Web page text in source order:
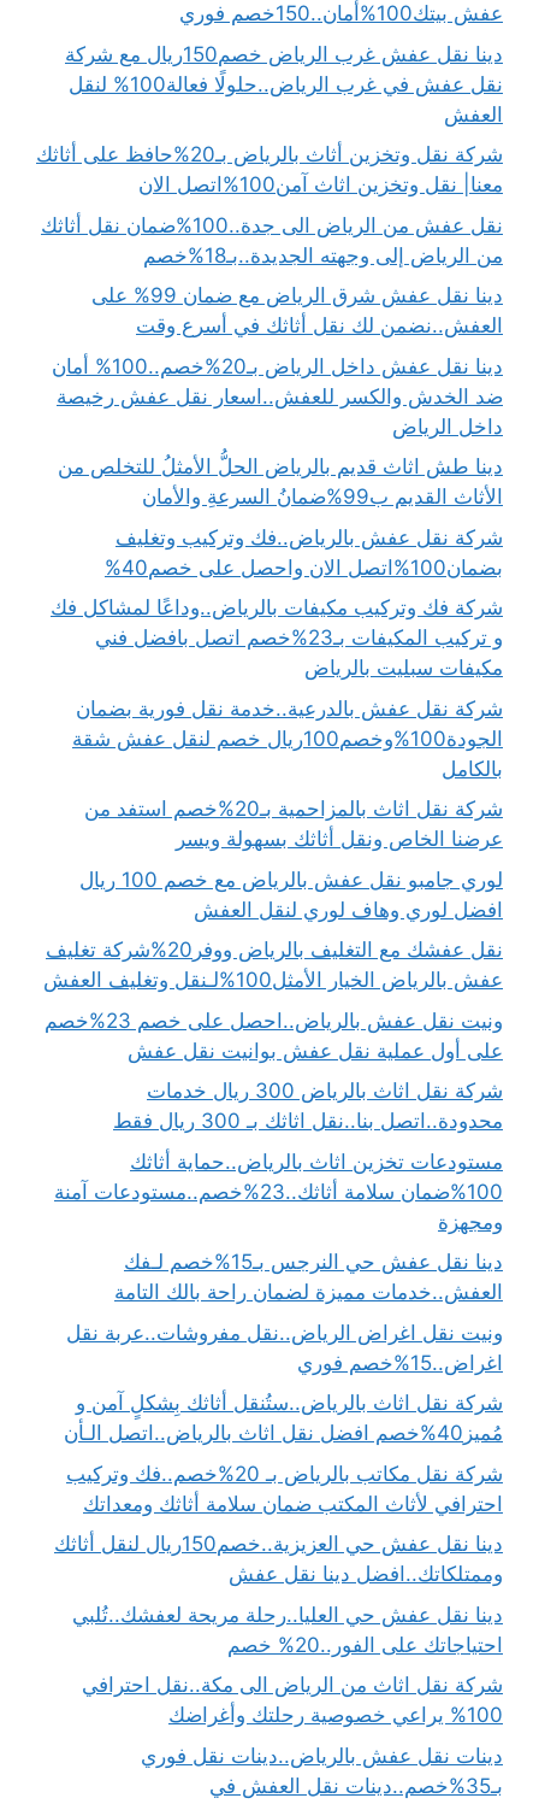
عفش بيتك100%أمان..150خصم فوري
دينا نقل عفش غرب الرياض خصم150ريال مع شركة
نقل عفش في غرب الرياض..حلولًا فعالة100% لنقل
العفش
شركة نقل وتخزين أثاث بالرياض بـ20%حافظ على أثاثك
معنا| نقل وتخزين اثاث آمن100%اتصل الان
نقل عفش من الرياض الى جدة..100%ضمان نقل أثاثك
من الرياض إلى وجهته الجديدة..بـ18%خصم
دينا نقل عفش شرق الرياض مع ضمان 99% على
العفش..نضمن لك نقل أثاثك في أسرع وقت
دينا نقل عفش داخل الرياض بـ20%خصم..100% أمان
ضد الخدش والكسر للعفش..اسعار نقل عفش رخيصة
داخل الرياض
دينا طش اثاث قديم بالرياض الحلُّ الأمثلُ للتخلص من
الأثاث القديم ب99%ضمانُ السرعةِ والأمان
شركة نقل عفش بالرياض..فك وتركيب وتغليف
بضمان100%اتصل الان واحصل على خصم40%
شركة فك وتركيب مكيفات بالرياض..وداعًا لمشاكل فك
و تركيب المكيفات بـ23%خصم اتصل بافضل فني
مكيفات سبليت بالرياض
شركة نقل عفش بالدرعية..خدمة نقل فورية بضمان
الجودة100%وخصم100ريال خصم لنقل عفش شقة
بالكامل
شركة نقل اثاث بالمزاحمية بـ20%خصم استفد من
عرضنا الخاص ونقل أثاثك بسهولة ويسر
لوري جامبو نقل عفش بالرياض مع خصم 100 ريال
افضل لوري وهاف لوري لنقل العفش
نقل عفشك مع التغليف بالرياض ووفر20%شركة تغليف
عفش بالرياض الخيار الأمثل100%لـنقل وتغليف العفش
ونيت نقل عفش بالرياض..احصل على خصم 23%خصم
على أول عملية نقل عفش بوانيت نقل عفش
شركة نقل اثاث بالرياض 300 ريال خدمات
محدودة..اتصل بنا..نقل اثاثك بـ 300 ريال فقط
مستودعات تخزين اثاث بالرياض..حماية أثاثك
100%ضمان سلامة أثاثك..23%خصم..مستودعات آمنة
ومجهزة
دينا نقل عفش حي النرجس بـ15%خصم لـفك
العفش..خدمات مميزة لضمان راحة بالك التامة
ونيت نقل اغراض الرياض..نقل مفروشات..عربة نقل
اغراض..15%خصم فوري
شركة نقل اثاث بالرياض..ستُنقل أثاثك بِشكلٍ آمن و
مُميز40%خصم افضل نقل اثاث بالرياض..اتصل الـأن
شركة نقل مكاتب بالرياض بـ 20%خصم..فك وتركيب
احترافي لأثاث المكتب ضمان سلامة أثاثك ومعداتك
دينا نقل عفش حي العزيزية..خصم150ريال لنقل أثاثك
وممتلكاتك..افضل دينا نقل عفش
دينا نقل عفش حي العليا..رحلة مريحة لعفشك..تُلبي
احتياجاتك على الفور..20% خصم
شركة نقل اثاث من الرياض الى مكة..نقل احترافي
100% يراعي خصوصية رحلتك وأغراضك
دينات نقل عفش بالرياض..دينات نقل فوري
بـ35%خصم..دينات نقل العفش في